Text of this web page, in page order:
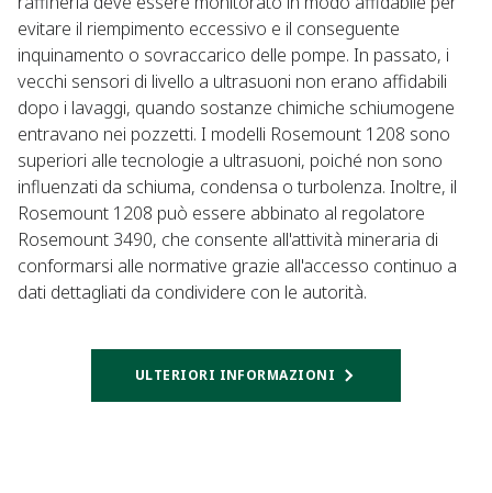
evitare il riempimento eccessivo e il conseguente
inquinamento o sovraccarico delle pompe. In passato, i
vecchi sensori di livello a ultrasuoni non erano affidabili
dopo i lavaggi, quando sostanze chimiche schiumogene
entravano nei pozzetti. I modelli Rosemount 1208 sono
superiori alle tecnologie a ultrasuoni, poiché non sono
influenzati da schiuma, condensa o turbolenza. Inoltre, il
Rosemount 1208 può essere abbinato al regolatore
Rosemount 3490, che consente all'attività mineraria di
conformarsi alle normative grazie all'accesso continuo a
dati dettagliati da condividere con le autorità.
ULTERIORI INFORMAZIONI